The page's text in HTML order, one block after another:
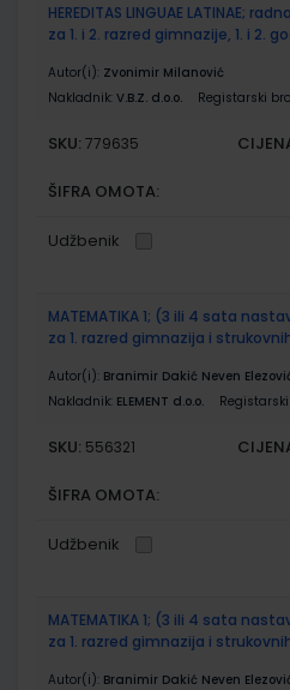
HEREDITAS LINGUAE LATINAE;
za 1. i 2. razred gimnazije, 1. i 2.
Autor(i): Zvonimir Milanović
Nakladnik: V.B.Z. d.o.o. Registarski
SKU: 779635
ŠIFRA OMOTA:
Udžbenik
MATEMATIKA 1; (3 ili 4 sata
za 1. razred gimnazija i
Autor(i): Branimir Dakić Neven
Nakladnik: ELEMENT d.o.o.
SKU: 556321
ŠIFRA OMOTA:
Udžbenik
MATEMATIKA 1; (3 ili 4 sata
za 1. razred gimnazija i
Autor(i): Branimir Dakić Neven